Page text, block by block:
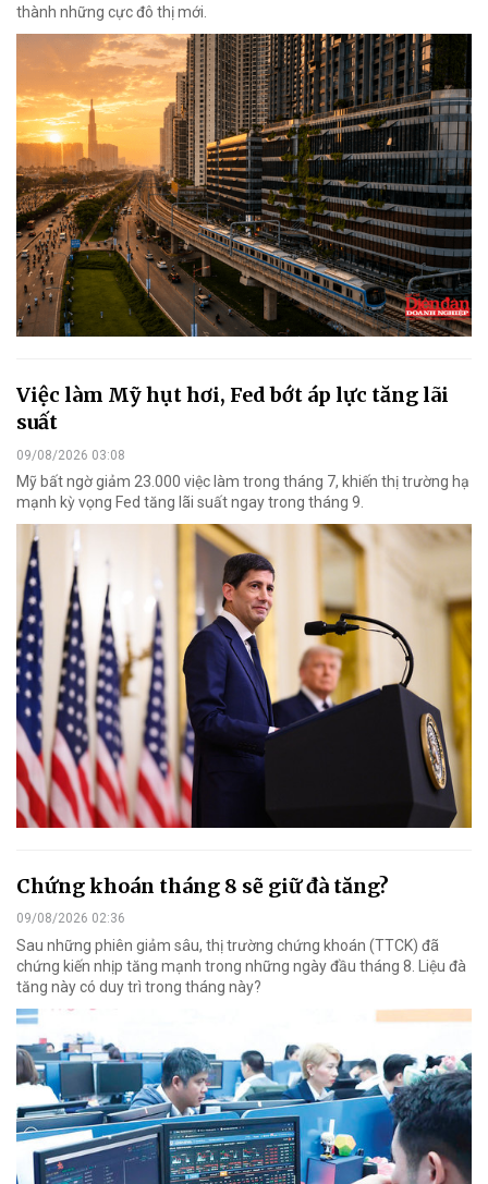
thành những cực đô thị mới.
Việc làm Mỹ hụt hơi, Fed bớt áp lực tăng lãi
suất
09/08/2026 03:08
Mỹ bất ngờ giảm 23.000 việc làm trong tháng 7, khiến thị trường hạ
mạnh kỳ vọng Fed tăng lãi suất ngay trong tháng 9.
Chứng khoán tháng 8 sẽ giữ đà tăng?
09/08/2026 02:36
Sau những phiên giảm sâu, thị trường chứng khoán (TTCK) đã
chứng kiến nhịp tăng mạnh trong những ngày đầu tháng 8. Liệu đà
tăng này có duy trì trong tháng này?